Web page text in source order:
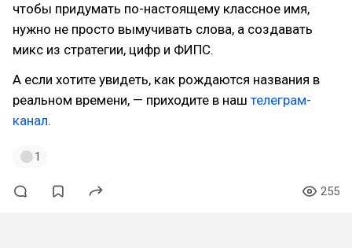
чтобы придумать по-настоящему классное имя,
нужно не просто вымучивать слова, а создавать
микс из стратегии, цифр и ФИПС.
А если хотите увидеть, как рождаются названия в
реальном времени, — приходите в наш телеграм-
канал.
1
255